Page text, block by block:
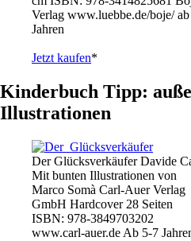
Verlag www.luebbe.de/boje/
Jahren
Jetzt kaufen*
Kinderbuch Tipp:
Illustrationen
Der Glücksverkäufer Davide
Mit bunten Illustrationen von
Marco Somà Carl-Auer Verlag
GmbH Hardcover 28 Seiten
ISBN: 978-3849703202
www.carl-auer.de Ab 5-7